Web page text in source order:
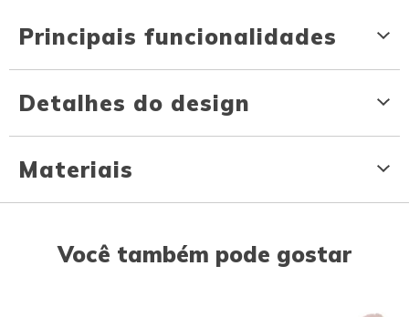
Principais funcionalidades
Detalhes do design
Materiais
Você também pode gostar